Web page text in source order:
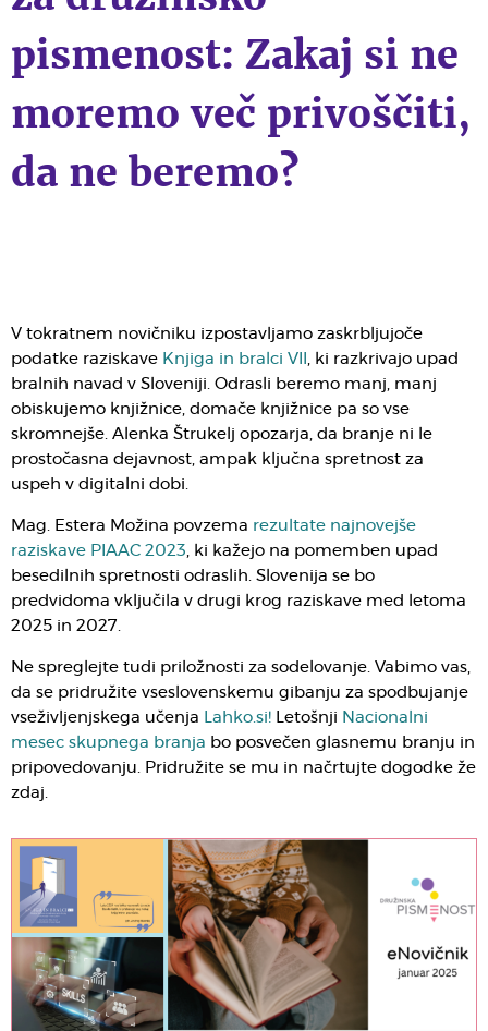
pismenost: Zakaj si ne
moremo več privoščiti,
da ne beremo?
V tokratnem novičniku izpostavljamo zaskrbljujoče
podatke raziskave Knjiga in bralci VII , ki razkrivajo upad
bralnih navad v Sloveniji. Odrasli beremo manj, manj
obiskujemo knjižnice, domače knjižnice pa so vse
skromnejše. Alenka Štrukelj opozarja, da branje ni le
prostočasna dejavnost, ampak ključna spretnost za
uspeh v digitalni dobi.
Mag. Estera Možina povzema rezultate najnovejše
raziskave PIAAC 2023, ki kažejo na pomemben upad
besedilnih spretnosti odraslih. Slovenija se bo
predvidoma vključila v drugi krog raziskave med letoma
2025 in 2027.
Ne spreglejte tudi priložnosti za sodelovanje. Vabimo vas,
da se pridružite vseslovenskemu gibanju za spodbujanje
vseživljenjskega učenja Lahko.si! Letošnji Nacionalni
mesec skupnega branja bo posvečen glasnemu branju in
pripovedovanju. Pridružite se mu in načrtujte dogodke že
zdaj.